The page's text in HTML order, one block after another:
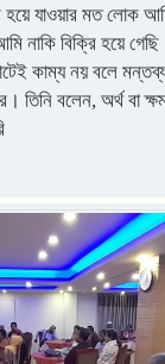
হয়ে যাওয়ার মত লোক
নাকি বিক্রি হয়ে
কাম্য নয় বলে মন্তব্য
তিনি বলেন, অর্থ বা